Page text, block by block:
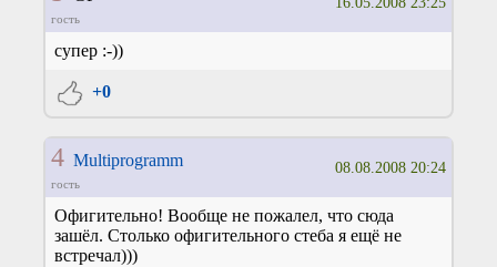
гость
супер :-))
+0
4 Multiprogramm
гость
08.08.2008 20:24
Офигительно! Вообще не пожалел, что сюда
зашёл. Столько офигительного стеба я ещё не
встречал)))